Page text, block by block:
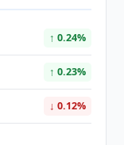
↑ 0.24%
↑ 0.23%
↓ 0.12%